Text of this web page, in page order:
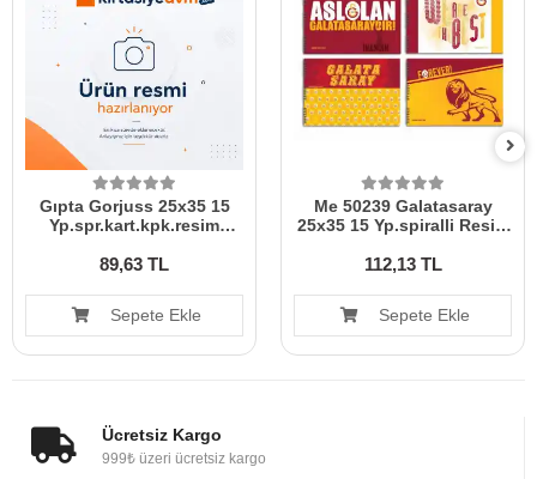
Gıpta Gorjuss 25x35 15
Yp.spr.kart.kpk.resim
89,63 TL
Sepete Ekle
Me 50239 Galatasaray
25x35 15 Yp.spiralli Resim
112,13 TL
Sepete Ekle
Ücretsiz Kargo
999₺ üzeri ücretsiz kargo